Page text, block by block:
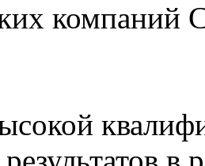
компаний